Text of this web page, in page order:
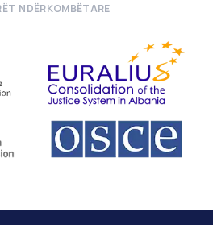
NDËRKOMBËTARE